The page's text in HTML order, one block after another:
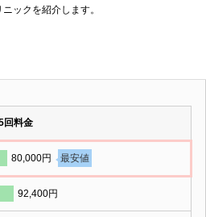
ックを紹介します。
回料金
80,000円 最安値
92,400円